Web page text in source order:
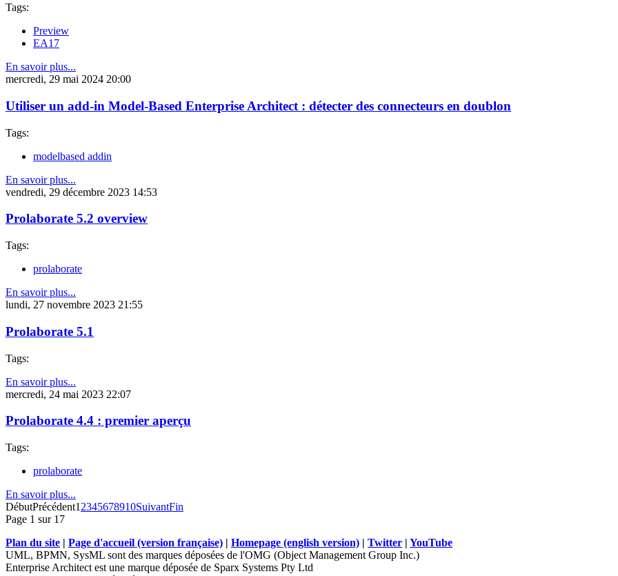
Tags:
Preview
EA17
En savoir plus...
mercredi, 29 mai 2024 20:00
Utiliser un add-in Model-Based Enterprise Architect : détecter des connecteurs en doublon
Tags:
modelbased addin
En savoir plus...
vendredi, 29 décembre 2023 14:53
Prolaborate 5.2 overview
Tags:
prolaborate
En savoir plus...
lundi, 27 novembre 2023 21:55
Prolaborate 5.1
Tags:
En savoir plus...
mercredi, 24 mai 2023 22:07
Prolaborate 4.4 : premier aperçu
Tags:
prolaborate
En savoir plus...
DébutPrécédent1 2345678910SuivantFin
Page 1 sur 17
Plan du site | Page d'accueil (version française) | Homepage (english version) | Twitter | YouTube
UML, BPMN, SysML sont des marques déposées de l'OMG (Object Management Group Inc.)
Enterprise Architect est une marque déposée de Sparx Systems Pty Ltd